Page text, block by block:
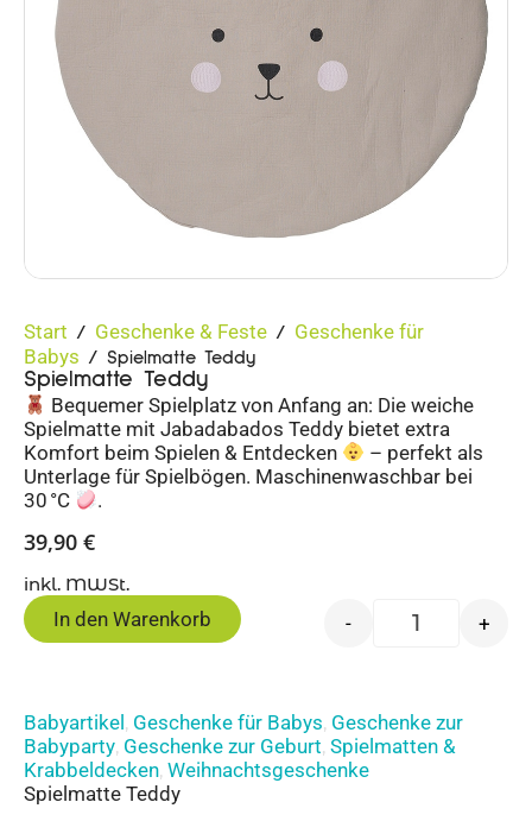
Start / Geschenke & Feste / Geschenke für
Babys / Spielmatte Teddy
Spielmatte Teddy
Bequemer Spielplatz von Anfang an: Die weiche
Spielmatte mit Jabadabados Teddy bietet extra
Komfort beim Spielen & Entdecken
– perfekt als
Unterlage für Spielbögen. Maschinenwaschbar bei
30 °C
.
39,90 €
inkl. MWSt.
- +
In den Warenkorb
Babyartikel , Geschenke für Babys, Geschenke zur
Babyparty, Geschenke zur Geburt, Spielmatten &
Krabbeldecken, Weihnachtsgeschenke
Spielmatte Teddy